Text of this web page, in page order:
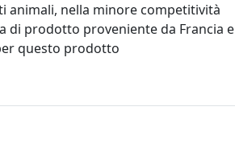
animali, nella minore competitività
di prodotto proveniente da Francia e
questo prodotto